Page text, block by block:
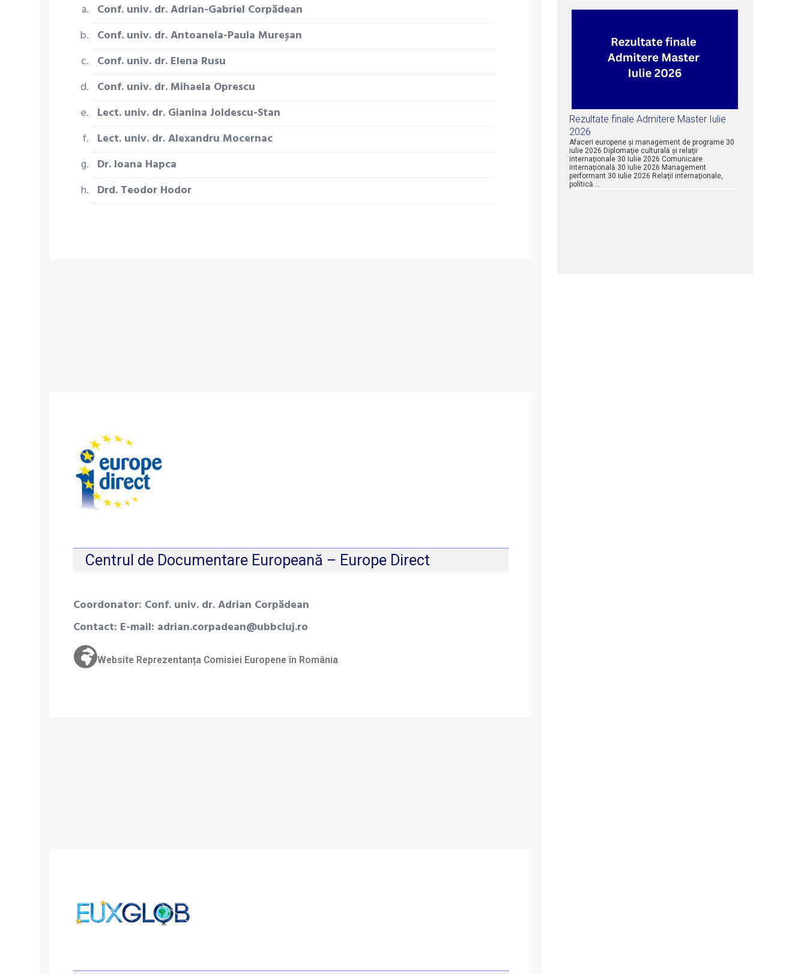
Conf. univ. dr. Adrian-Gabriel Corpădean
Conf. univ. dr. Antoanela-Paula Mureșan
Conf. univ. dr. Elena Rusu
Conf. univ. dr. Mihaela Oprescu
Lect. univ. dr. Gianina Joldescu-Stan
Lect. univ. dr. Alexandru Mocernac
Dr. Ioana Hapca
Drd. Teodor Hodor
Centrul de Documentare Europeană – Europe Direct
Coordonator: Conf. univ. dr. Adrian Corpădean
Contact: E-mail: adrian.corpadean@ubbcluj.ro
Website Reprezentanța Comisiei Europene în România
Rezultate finale Admitere Master Iulie
2026
Afaceri europene şi management de programe 30
iulie 2026 Diplomaţie culturală şi relaţii
internaţionale 30 iulie 2026 Comunicare
internaţională 30 iulie 2026 Management
performant 30 iulie 2026 Relaţii internaţionale,
politică …